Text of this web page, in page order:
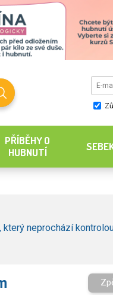
PŘÍBĚHY O
HUBNUTÍ
který neprochází